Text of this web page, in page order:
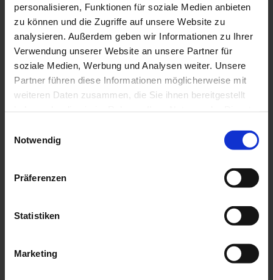
personalisieren, Funktionen für soziale Medien anbieten
zu können und die Zugriffe auf unsere Website zu
analysieren. Außerdem geben wir Informationen zu Ihrer
Verwendung unserer Website an unsere Partner für
soziale Medien, Werbung und Analysen weiter. Unsere
Partner führen diese Informationen möglicherweise mit
weiteren Daten zusammen, die Sie ihnen bereitgestellt
Notwendig
Präferenzen
Statistiken
Marketing
High-bay luminaires
Continuous-line luminaires
Luminaires with higher degree of
protection
Work lights
Downlights
Recessed luminaires
Surface and suspended luminaires
Free standing luminaires
Retrofit